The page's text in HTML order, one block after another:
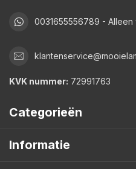
0031655556789 -
KVK nummer: 72991763
Categorieën
Informatie